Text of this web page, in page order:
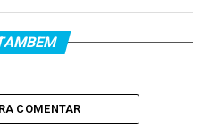
COMENTAR